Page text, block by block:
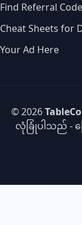
Find Referral
Cheat Sheets for
Your Ad Here
© 2026
လုံခြုံပါသည် -